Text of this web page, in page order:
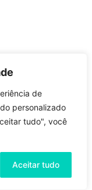
de
personalizado
tudo", você
Aceitar tudo